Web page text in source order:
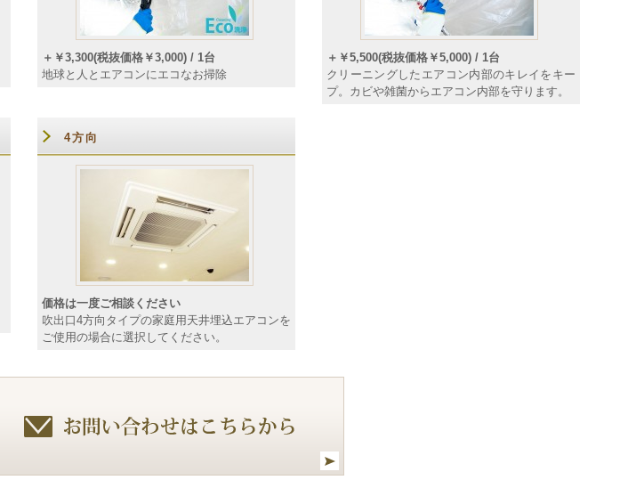
＋￥3,300(税抜価格￥3,000) / 1台
地球と人とエアコンにエコなお掃除
＋￥5,500(税抜価格￥5,000) / 1台
クリーニングしたエアコン内部のキレイをキー
プ。カビや雑菌からエアコン内部を守ります。
4方向
価格は一度ご相談ください
吹出口4方向タイプの家庭用天井埋込エアコンを
ご使用の場合に選択してください。